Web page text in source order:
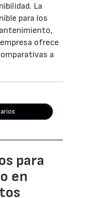
La
para los
ofrece
a
para
en